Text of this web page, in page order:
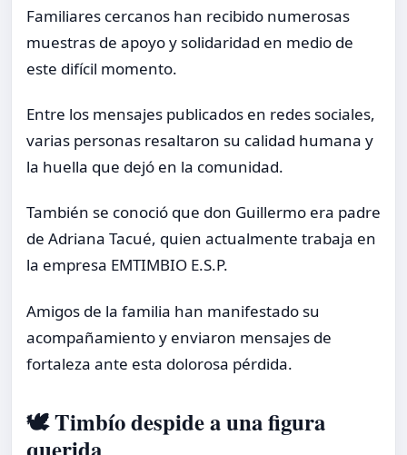
Familiares cercanos han recibido numerosas
muestras de apoyo y solidaridad en medio de
este difícil momento.
Entre los mensajes publicados en redes sociales,
varias personas resaltaron su calidad humana y
la huella que dejó en la comunidad.
También se conoció que don Guillermo era padre
de Adriana Tacué, quien actualmente trabaja en
la empresa EMTIMBIO E.S.P.
Amigos de la familia han manifestado su
acompañamiento y enviaron mensajes de
fortaleza ante esta dolorosa pérdida.
🕊️ Timbío despide a una figura